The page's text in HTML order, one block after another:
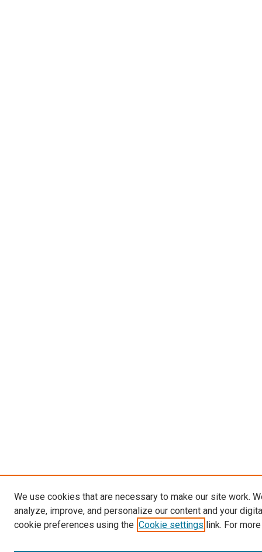
We use cookies that are necessary to make our site work.
analyze, improve, and personalize our content and your
cookie preferences using the Cookie settings link. For